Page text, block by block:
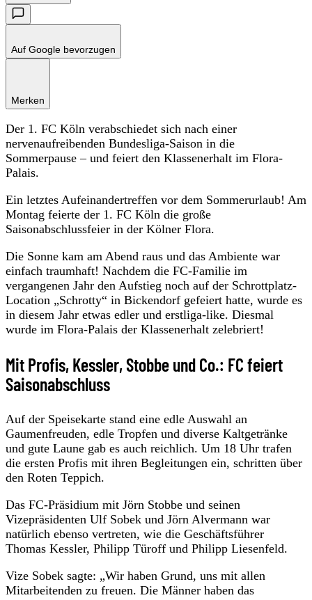
Auf Google bevorzugen
Merken
Der 1. FC Köln verabschiedet sich nach einer
nervenaufreibenden Bundesliga-Saison in die
Sommerpause – und feiert den Klassenerhalt im Flora-
Palais.
Ein letztes Aufeinandertreffen vor dem Sommerurlaub! Am
Montag feierte der 1. FC Köln die große
Saisonabschlussfeier in der Kölner Flora.
Die Sonne kam am Abend raus und das Ambiente war
einfach traumhaft! Nachdem die FC-Familie im
vergangenen Jahr den Aufstieg noch auf der Schrottplatz-
Location „Schrotty“ in Bickendorf gefeiert hatte, wurde es
in diesem Jahr etwas edler und erstliga-like. Diesmal
wurde im Flora-Palais der Klassenerhalt zelebriert!
Mit Profis, Kessler, Stobbe und Co.: FC feiert
Saisonabschluss
Auf der Speisekarte stand eine edle Auswahl an
Gaumenfreuden, edle Tropfen und diverse Kaltgetränke
und gute Laune gab es auch reichlich. Um 18 Uhr trafen
die ersten Profis mit ihren Begleitungen ein, schritten über
den Roten Teppich.
Das FC-Präsidium mit Jörn Stobbe und seinen
Vizepräsidenten Ulf Sobek und Jörn Alvermann war
natürlich ebenso vertreten, wie die Geschäftsführer
Thomas Kessler, Philipp Türoff und Philipp Liesenfeld.
Vize Sobek sagte: „Wir haben Grund, uns mit allen
Mitarbeitenden zu freuen. Die Männer haben das